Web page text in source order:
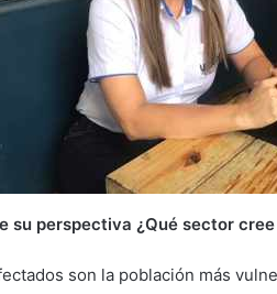
su perspectiva ¿Qué sector
son la población más